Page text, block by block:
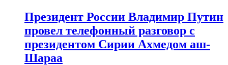
Президент России Владимир Путин
провел телефонный разговор с
президентом Сирии Ахмедом аш-
Шараа